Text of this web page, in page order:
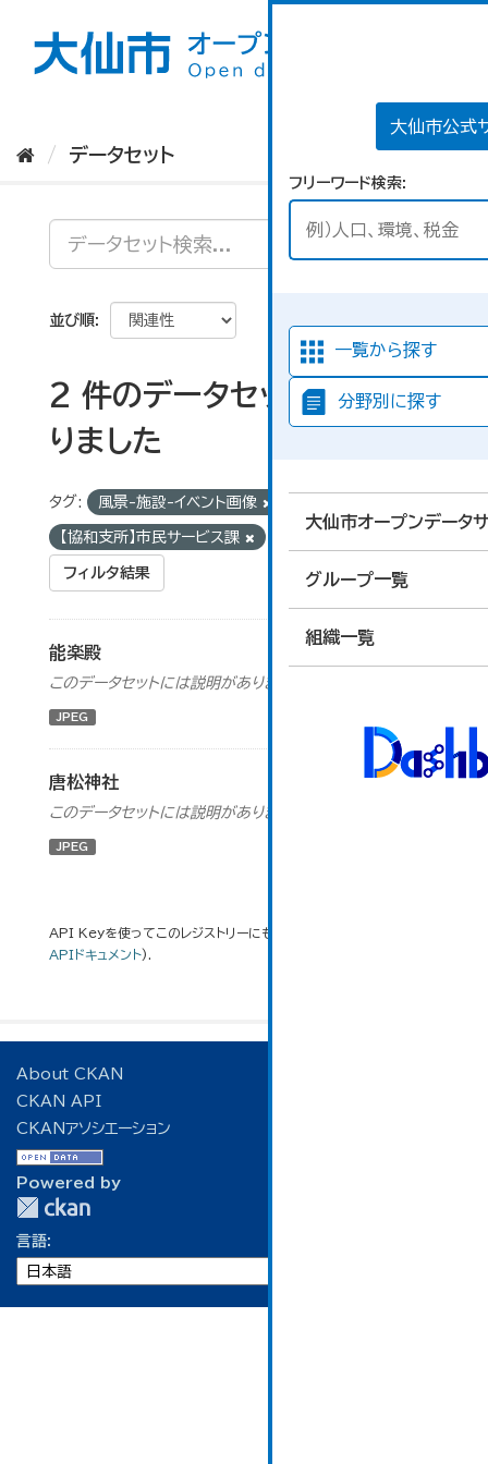
大仙市公式
フリーワード検索
一覧から探す
分野別に探す
大仙市オープンデータ
グループ一覧
組織一覧
データセット
並び順
2 件のデータセットが見つか
りました
タグ: 風景-施設-イベント画像
【協和支所】市民サービス課
フィルタ結果
能楽殿
このデータセットには説明がありません
JPEG
唐松神社
このデータセットには説明がありません
JPEG
API Keyを使ってこのレジストリーにもアクセス可能です
APIドキュメント).
About CKAN
CKAN API
CKANアソシエーション
Powered by
言語